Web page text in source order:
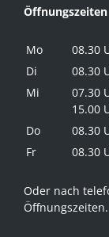
Öffnungszeiten
Mo
08.30
Di
08.30
Mi
07.30
15.00
Do
08.30
Fr
08.30
Oder nach
Öffnungszeiten.